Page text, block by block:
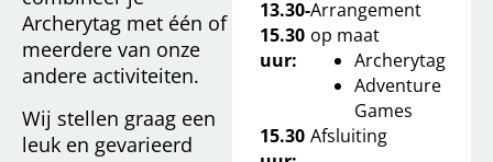
Archerytag met één of
meerdere van onze
andere activiteiten.
Wij stellen graag een
leuk en gevarieerd
13.30-
15.30
uur:
Arrangement
op maat
Archerytag
Adventure
Games
15.30 Afsluiting